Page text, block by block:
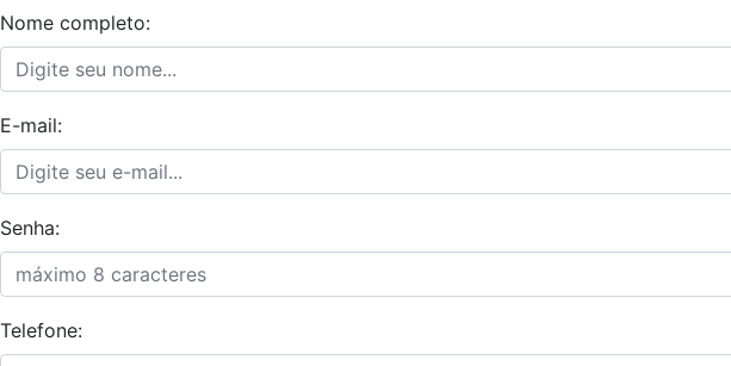
Nome completo:
E-mail:
Senha:
Telefone: